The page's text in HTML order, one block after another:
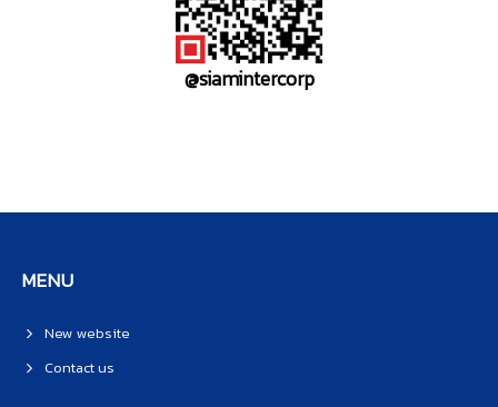
@siamintercorp
MENU
New website
Contact us